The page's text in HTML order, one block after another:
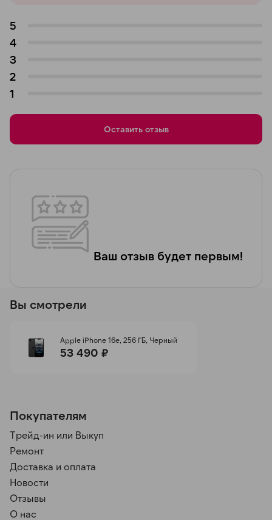
Ваш отзыв будет первым!
5
4
3
2
1
Оставить отзыв
Вы смотрели
Apple iPhone 16e, 256 ГБ, Черный
53 490 ₽
Покупателям
Трейд-ин или Выкуп
Ремонт
Доставка и оплата
Новости
Отзывы
О нас